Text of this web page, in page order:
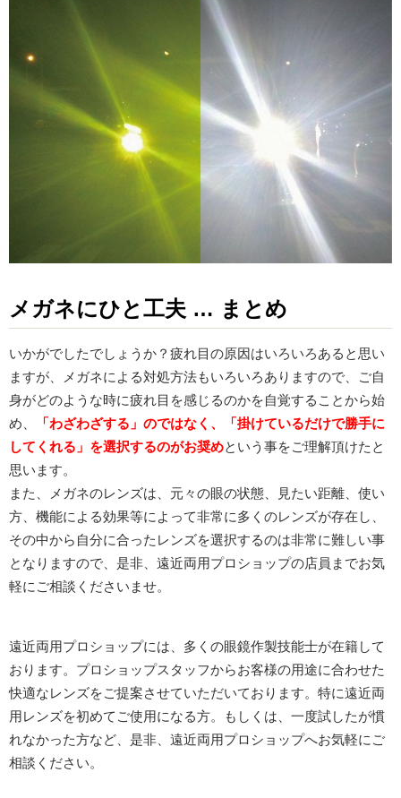
メガネにひと工夫 … まとめ
いかがでしたでしょうか？疲れ目の原因はいろいろあると思い
ますが、メガネによる対処方法もいろいろありますので、ご自
身がどのような時に疲れ目を感じるのかを自覚することから始
め、
「わざわざする」のではなく、「掛けているだけで勝手に
してくれる」を選択するのがお奨めという事をご理解頂けたと
思います。
また、メガネのレンズは、元々の眼の状態、見たい距離、使い
方、機能による効果等によって非常に多くのレンズが存在し、
その中から自分に合ったレンズを選択するのは非常に難しい事
となりますので、是非、遠近両用プロショップの店員までお気
軽にご相談くださいませ。
遠近両用プロショップには、多くの眼鏡作製技能士が在籍して
おります。プロショップスタッフからお客様の用途に合わせた
快適なレンズをご提案させていただいております。特に遠近両
用レンズを初めてご使用になる方。もしくは、一度試したが慣
れなかった方など、是非、遠近両用プロショップへお気軽にご
相談ください。